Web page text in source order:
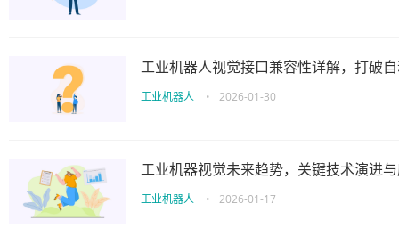
工业机器人视觉接口兼容性详解，打破
工业机器人 • 2026-01-30
工业机器视觉未来趋势，关键技术演进
工业机器人 • 2026-01-17